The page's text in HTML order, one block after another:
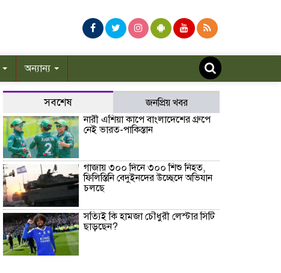
অন্যান্য
সবশেষ
জনপ্রিয় খবর
নারী এশিয়া কাপে বাংলাদেশের গ্রুপে
নেই ভারত-পাকিস্তান
গাজায় ৩০০ দিনে ৩০০ শিশু নিহত,
ফিলিস্তিনি বেদুইনদের উচ্ছেদে অভিযান
চলছে
সত্যিই কি হামজা চৌধুরী লেস্টার সিটি
ছাড়ছেন?